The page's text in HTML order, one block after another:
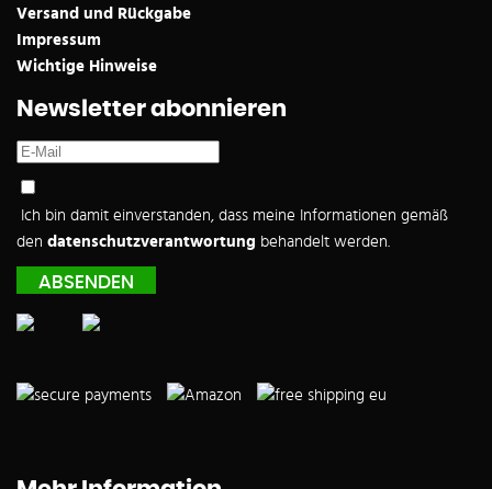
Versand und Rückgabe
Impressum
Wichtige Hinweise
Newsletter abonnieren
Ich bin damit einverstanden, dass meine Informationen gemäß
den datenschutzverantwortung behandelt werden.